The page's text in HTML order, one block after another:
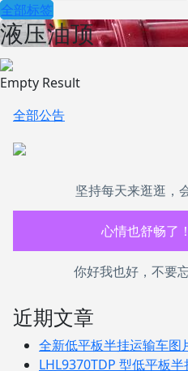
全部标签
液压油顶
Empty Result
全部公告
坚持每天来逛逛，
生活也美好了
心情也舒畅了！
走路也有劲了
腰也不酸了！
你好我也好，不要
近期文章
全新低平板半挂运输车图
LHL9370TDP 型低平板